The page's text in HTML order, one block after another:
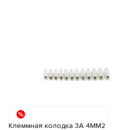
Клеммная колодка 3А 4ММ2